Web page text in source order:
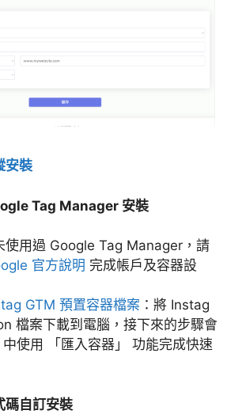
安裝
Tag Manager 安裝
使用過 Google Tag Manager，請
官方說明 完成帳戶及容器設
GTM 預置容器檔案 ：將 Instag
檔案下載到電腦，接下來的步驟會
使用 「匯入容器」 功能完成快速
碼自訂安裝